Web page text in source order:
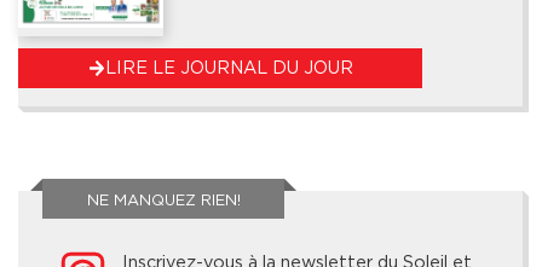
LIRE LE JOURNAL DU JOUR
NE MANQUEZ RIEN!
Inscrivez-vous à la newsletter du Soleil et